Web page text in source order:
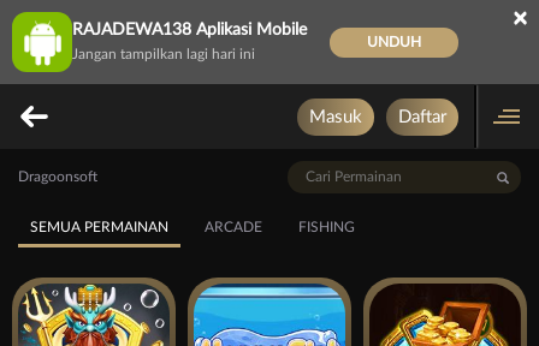
RAJADEWA138 Aplikasi Mobile
Jangan tampilkan lagi hari ini
UNDUH
×
Masuk Daftar
Dragoonsoft
SEMUA PERMAINAN ARCADE FISHING